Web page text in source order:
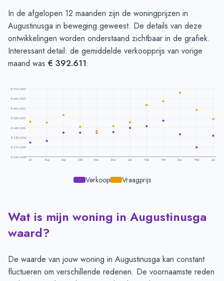
Verkoopprijs in euro's
In de afgelopen 12 maanden zijn de woningprijzen in
Augustinusga in beweging geweest. De details van deze
ontwikkelingen worden onderstaand zichtbaar in de grafiek.
Interessant detail: de gemiddelde verkoopprijs van vorige
maand was € 392.611:
€ 730.000
€ 660.000
€ 590.000
€ 520.000
€ 450.000
€ 380.000
€ 310.000
€ 240.000
Jul Aug Sep Okt Nov Dec Jan Feb Mrt Apr Mei Jun
Verkoop Vraagprijs
Prijsontwikkeling per maand -Augustinusga
Maand
Vraagprijs
Verkoopprijs
Juli
€ 355.000
September
€ 541.000
€ 415.000
Wat is mijn woning in Augustinusga
waard?
De waarde van jouw woning in Augustinusga kan constant
fluctueren om verschillende redenen. De voornaamste reden